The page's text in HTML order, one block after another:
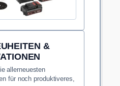
&
allerneuesten
für noch produktiveres,